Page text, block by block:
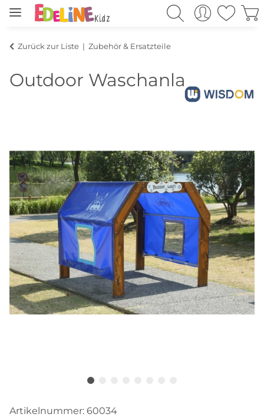
Zurück zur Liste Zubehör & Ersatzteile
Outdoor Waschanlage
Artikelnummer: 60034